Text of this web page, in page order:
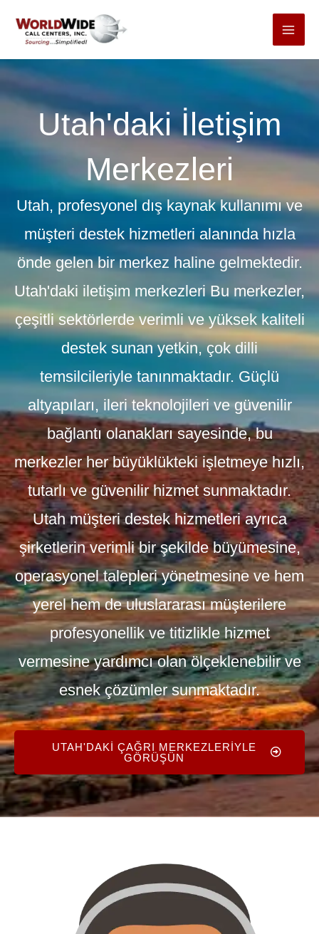
Utah'daki İletişim
Merkezleri
Utah, profesyonel dış kaynak kullanımı ve
müşteri destek hizmetleri alanında hızla
önde gelen bir merkez haline gelmektedir.
Utah'daki iletişim merkezleriBu merkezler,
çeşitli sektörlerde verimli ve yüksek kaliteli
destek sunan yetkin, çok dilli
temsilcileriyle tanınmaktadır. Güçlü
altyapıları, ileri teknolojileri ve güvenilir
bağlantı olanakları sayesinde, bu
merkezler her büyüklükteki işletmeye hızlı,
tutarlı ve güvenilir hizmet sunmaktadır.
Utah müşteri destek hizmetleriayrıca
şirketlerin verimli bir şekilde büyümesine,
operasyonel talepleri yönetmesine ve hem
yerel hem de uluslararası müşterilere
profesyonellik ve titizlikle hizmet
vermesine yardımcı olan ölçeklenebilir ve
esnek çözümler sunmaktadır.
UTAH'DAKI ÇAĞRI MERKEZLERIYLE
GÖRÜŞÜN